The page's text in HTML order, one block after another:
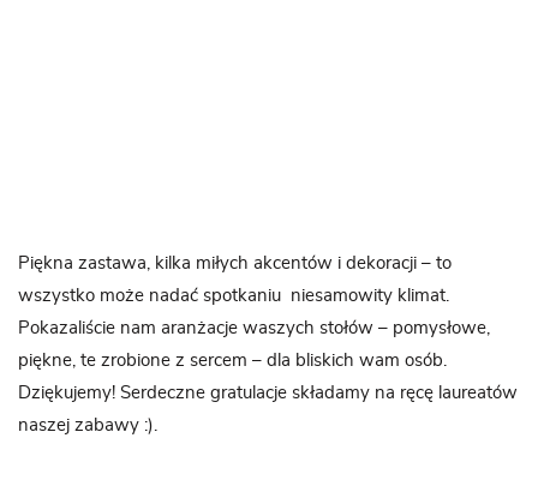
Piękna zastawa, kilka miłych akcentów i dekoracji – to
wszystko może nadać spotkaniu niesamowity klimat.
Pokazaliście nam aranżacje waszych stołów – pomysłowe,
piękne, te zrobione z sercem – dla bliskich wam osób.
Dziękujemy! Serdeczne gratulacje składamy na ręcę laureatów
naszej zabawy :).